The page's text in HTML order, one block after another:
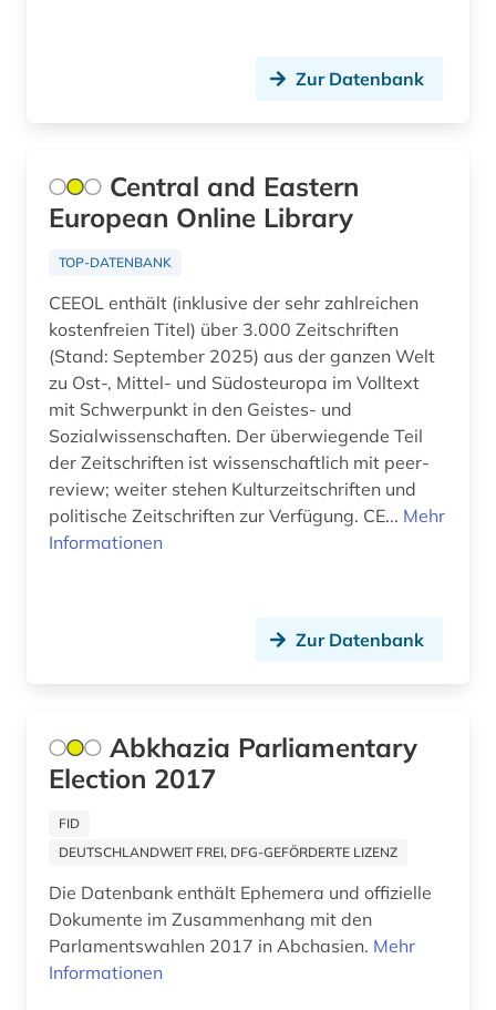
Zur Datenbank
Central and Eastern
European Online Library
TOP-DATENBANK
CEEOL enthält (inklusive der sehr zahlreichen
kostenfreien Titel) über 3.000 Zeitschriften
(Stand: September 2025) aus der ganzen Welt
zu Ost-, Mittel- und Südosteuropa im Volltext
mit Schwerpunkt in den Geistes- und
Sozialwissenschaften. Der überwiegende Teil
der Zeitschriften ist wissenschaftlich mit peer-
review; weiter stehen Kulturzeitschriften und
politische Zeitschriften zur Verfügung. CE... Mehr
Informationen
Zur Datenbank
Abkhazia Parliamentary
Election 2017
FID
DEUTSCHLANDWEIT FREI, DFG-GEFÖRDERTE LIZENZ
Die Datenbank enthält Ephemera und offizielle
Dokumente im Zusammenhang mit den
Parlamentswahlen 2017 in Abchasien. Mehr
Informationen